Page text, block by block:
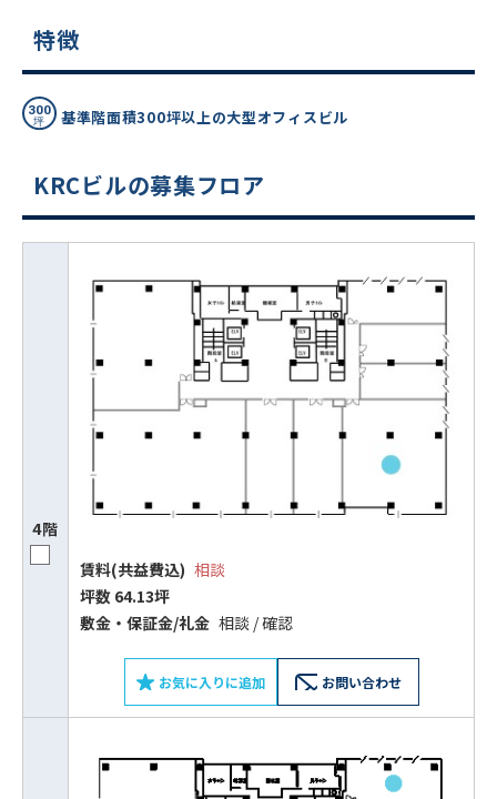
特徴
基準階面積300坪以上の大型オフィスビル
KRCビルの募集フロア
4階
賃料(共益費込) 相談
坪数 64.13坪
敷⾦‧保証⾦/礼⾦ 相談 / 確認
お気に入りに追加 お問い合わせ